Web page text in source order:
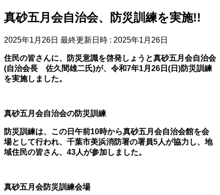
真砂五月会自治会、防災訓練を実施!!
2025年1月26日 最終更新日時 : 2025年1月26日
住民の皆さんに、防災意識を啓発しょうと真砂五月会自治会
(自治会長 佐久間雄二氏)が、令和7年1月26日(日)防災訓練
を実施しました。
真砂五月会自治会の防災訓練
防災訓練は、この日午前10時から真砂五月会自治会館を会
場として行われ、千葉市美浜消防署の署員5人が協力し、地
域住民の皆さん、43人が参加しました。
真砂五月会防災訓練会場